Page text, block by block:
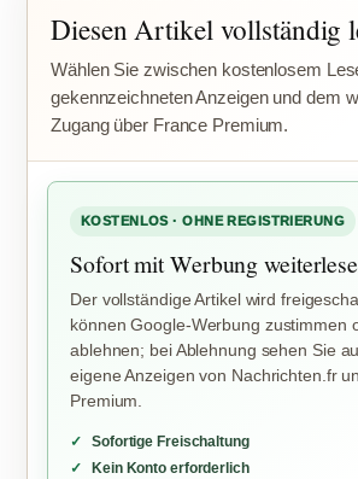
Diesen Artikel vollständig
Wählen Sie zwischen kostenlosem
gekennzeichneten Anzeigen und dem
Zugang über France Premium.
KOSTENLOS · OHNE REGISTRIERUNG
Sofort mit Werbung
Der vollständige Artikel wird
können Google-Werbung zustimmen
ablehnen; bei Ablehnung sehen Sie
eigene Anzeigen von Nachrichten.fr
Premium.
Sofortige Freischaltung
Kein Konto erforderlich